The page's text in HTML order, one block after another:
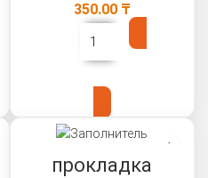
350.00 ₸
прокладка